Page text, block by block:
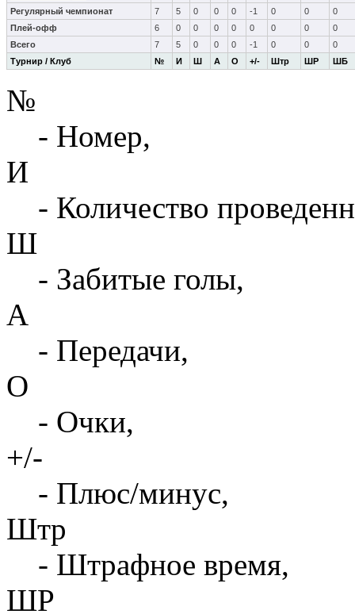
Турнир / Клуб № И Ш А О +/- Штр ШР ШБ
Регулярный чемпионат
7 5 0 0 0 -1 0 0
0
Плей-офф
6 0 0 0 0 0 0 0
0
Всего
7 5 0 0 0 -1 0 0 0
№
- Номер,
И
- Количество
Ш
- Забитые голы,
А
- Передачи,
О
- Очки,
+/-
- Плюс/минус,
Штр
- Штрафное время,
ШР